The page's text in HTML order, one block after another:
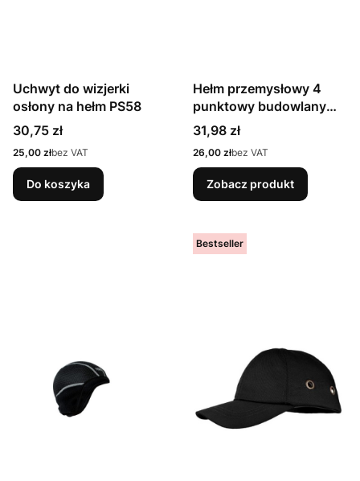
Uchwyt do wizjerki
osłony na hełm PS58
Cena
30,75 zł
Cena
25,00 złbez VAT
Do koszyka
Hełm przemysłowy 4
punktowy budowlany
Viking różne kolory
Cena
31,98 zł
Cena
26,00 złbez VAT
Zobacz produkt
Bestseller